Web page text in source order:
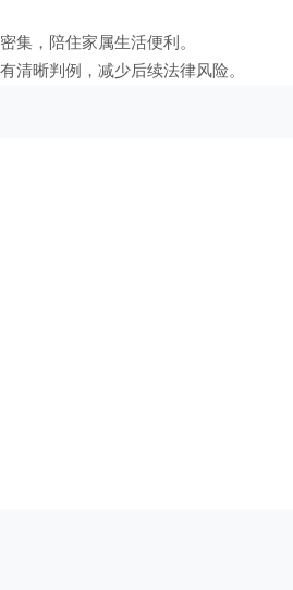
集，陪住家属生活便利。
清晰判例，减少后续法律风险。